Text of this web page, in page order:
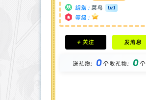
组别 : 菜鸟
等级 :
积分成就
钻石 : 0 颗
金币 : 0 枚
+ 关注 发消息
送礼物： 0个收礼物： 0个